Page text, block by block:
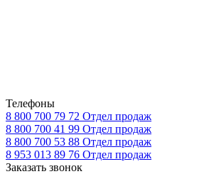
Телефоны
8 800 700 79 72 Отдел продаж
8 800 700 41 99 Отдел продаж
8 800 700 53 88 Отдел продаж
8 953 013 89 76 Отдел продаж
Заказать звонок